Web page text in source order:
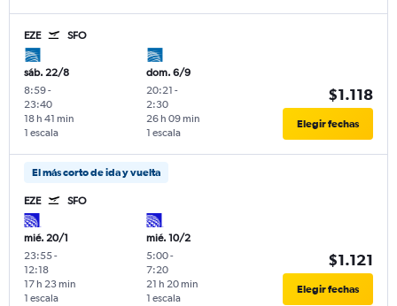
EZE SFO
sáb. 22/8
8:59-
23:40
1 escala
18 h 41 min
dom. 6/9
20:21 -
2:30
1 escala
26 h 09 min
$1.118
Elegir fechas
El más corto de ida y vuelta
EZE SFO
mié. 20/1
23:55-
12:18
1 escala
17 h 23 min
mié. 10/2
5:00-
7:20
1 escala
21 h 20 min
$1.121
Elegir fechas